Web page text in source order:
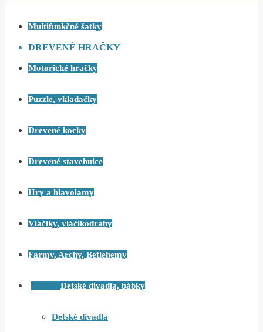
Multifunkčné šatky
DREVENÉ HRAČKY
Motorické hračky
Puzzle, vkladačky
Drevené kocky
Drevené stavebnice
Hry a hlavolamy
Vláčiky, vláčikodráhy
Farmy, Archy, Betlehemy
Detské divadla, bábky
Detské divadla